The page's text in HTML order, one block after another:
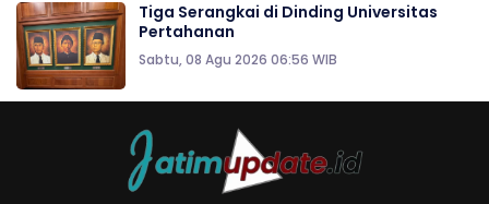
Tiga Serangkai di Dinding Universitas
Pertahanan
Sabtu, 08 Agu 2026 06:56 WIB